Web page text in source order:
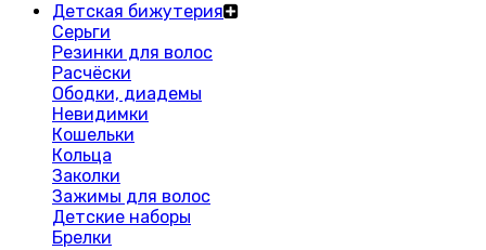
Детская бижутерия
Серьги
Резинки для волос
Расчёски
Ободки, диадемы
Невидимки
Кошельки
Кольца
Заколки
Зажимы для волос
Детские наборы
Брелки